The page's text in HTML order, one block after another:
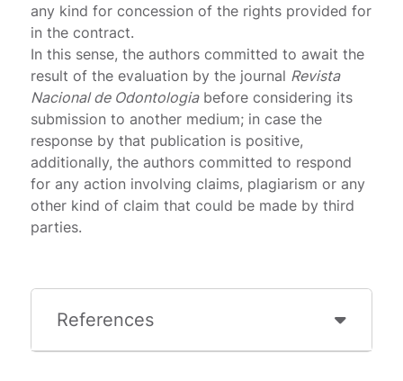
any kind for concession of the rights provided for
in the contract.
In this sense, the authors committed to await the
result of the evaluation by the journal Revista
Nacional de Odontologiabefore considering its
submission to another medium; in case the
response by that publication is positive,
additionally, the authors committed to respond
for any action involving claims, plagiarism or any
other kind of claim that could be made by third
parties.
References